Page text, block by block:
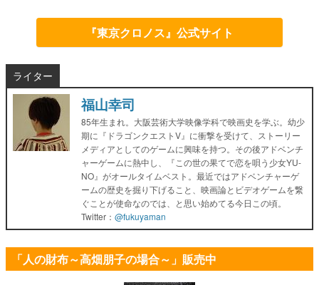
『東京クロノス』公式サイト
ライター
福山幸司
85年生まれ。大阪芸術大学映像学科で映画史を学ぶ。幼少
期に『ドラゴンクエストV』に衝撃を受けて、ストーリー
メディアとしてのゲームに興味を持つ。その後アドベンチ
ャーゲームに熱中し、『この世の果てで恋を唄う少女YU-
NO』がオールタイムベスト。最近ではアドベンチャーゲ
ームの歴史を掘り下げること、映画論とビデオゲームを繋
ぐことが使命なのでは、と思い始めてる今日この頃。
Twitter： @fukuyaman
「人の財布～高畑朋子の場合～」販売中